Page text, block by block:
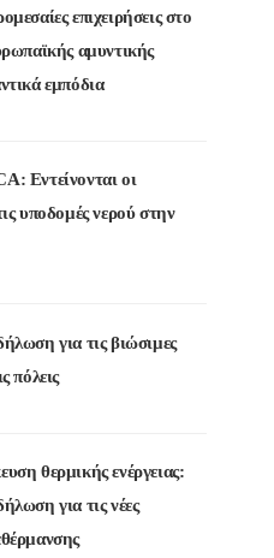
επιχειρήσεις στο
αμυντικής
εμπόδια
Εντείνονται οι
υποδομές νερού στην
για τις βιώσιμες
πόλεις
θερμικής ενέργειας:
για τις νέες